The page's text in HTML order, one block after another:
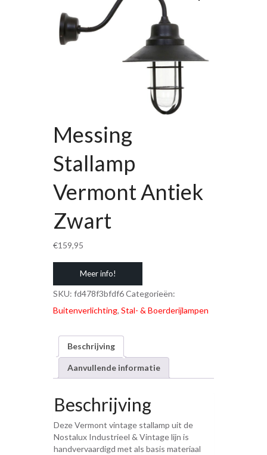
Messing
Stallamp
Vermont Antiek
Zwart
€159,95
Meer info!
SKU: fd478f3bfdf6Categorieën:
Buitenverlichting, Stal- & Boerderijlampen
Beschrijving
Aanvullende informatie
Beschrijving
Deze Vermont vintage stallamp uit de
Nostalux Industrieel & Vintage lijn is
handvervaardigd met als basis materiaal